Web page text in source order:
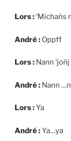
Lors :‘Michañs
André : Oppff
Lors : Nann ‘joñj
André : Nann
Lors :Ya
André :Ya…ya